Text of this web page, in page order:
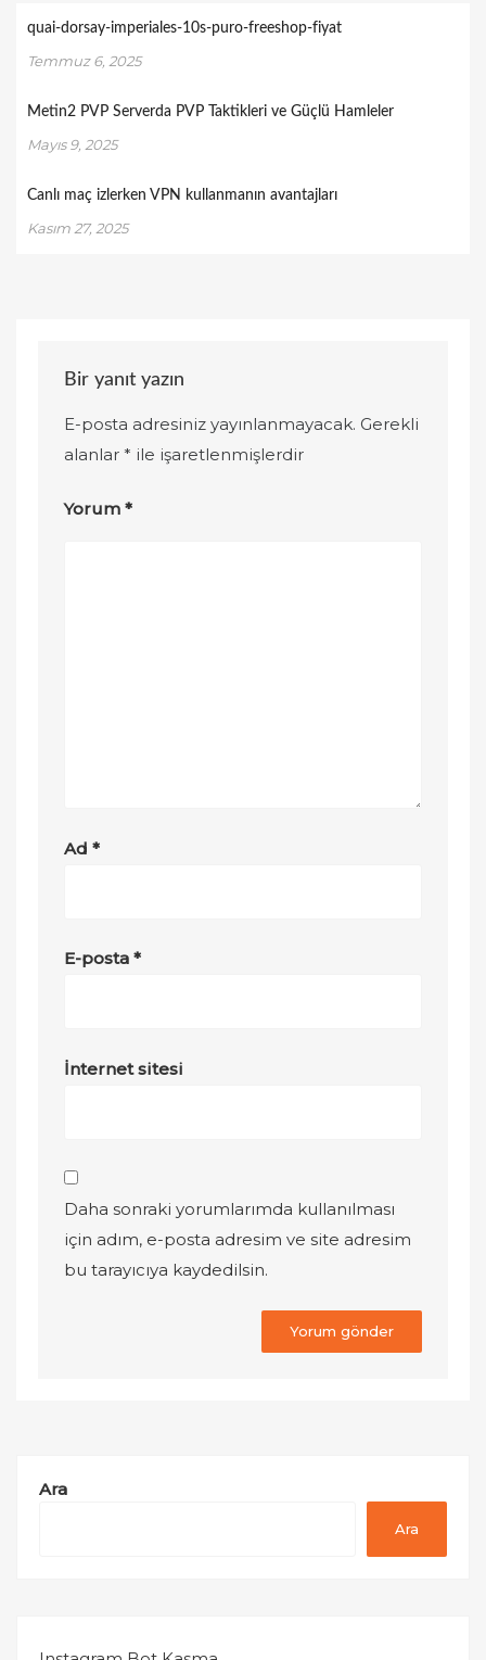
quai-dorsay-imperiales-10s-puro-freeshop-fiyat
Temmuz 6, 2025
Metin2 PVP Serverda PVP Taktikleri ve Güçlü Hamleler
Mayıs 9, 2025
Canlı maç izlerken VPN kullanmanın avantajları
Kasım 27, 2025
Bir yanıt yazın
E-posta adresiniz yayınlanmayacak. Gerekli
alanlar* ile işaretlenmişlerdir
Yorum*
Ad*
E-posta*
İnternet sitesi
Daha sonraki yorumlarımda kullanılması
için adım, e-posta adresim ve site adresim
bu tarayıcıya kaydedilsin.
Ara
Ara